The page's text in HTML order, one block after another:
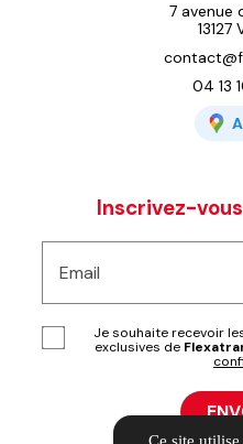
7 avenue
13127
04 13
Inscrivez-
Email
Je souhaite recevoir
exclusives de
Ce site